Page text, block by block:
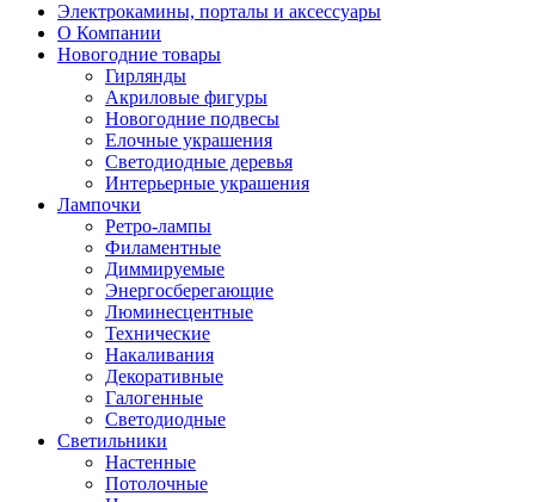
Электрокамины, порталы и аксессуары
О Компании
Новогодние товары
Гирлянды
Акриловые фигуры
Новогодние подвесы
Елочные украшения
Светодиодные деревья
Интерьерные украшения
Лампочки
Ретро-лампы
Филаментные
Диммируемые
Энергосберегающие
Люминесцентные
Технические
Накаливания
Декоративные
Галогенные
Светодиодные
Светильники
Настенные
Потолочные